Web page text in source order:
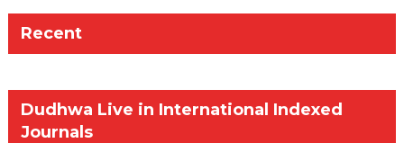
Recent
Dudhwa Live in International Indexed
Journals